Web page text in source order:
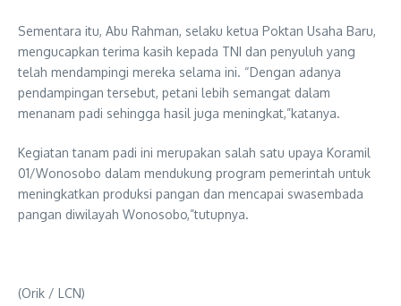
Sementara itu, Abu Rahman, selaku ketua Poktan Usaha Baru,
mengucapkan terima kasih kepada TNI dan penyuluh yang
telah mendampingi mereka selama ini. “Dengan adanya
pendampingan tersebut, petani lebih semangat dalam
menanam padi sehingga hasil juga meningkat,”katanya.
Kegiatan tanam padi ini merupakan salah satu upaya Koramil
01/Wonosobo dalam mendukung program pemerintah untuk
meningkatkan produksi pangan dan mencapai swasembada
pangan diwilayah Wonosobo,”tutupnya.
(Orik / LCN)